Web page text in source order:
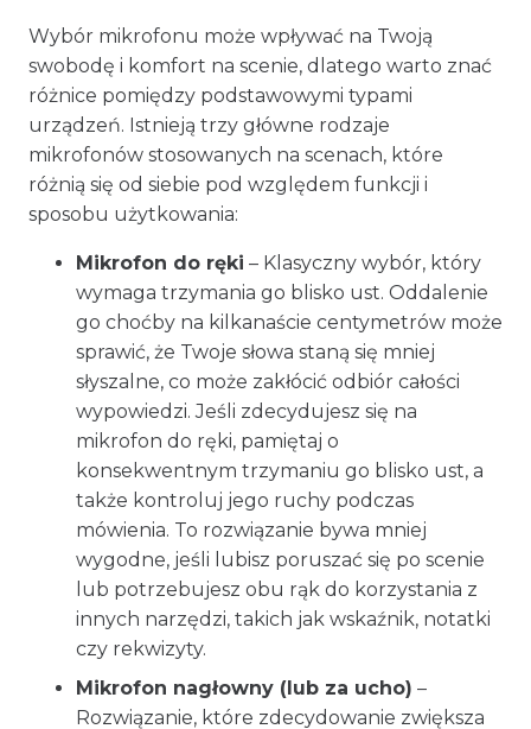
Wybór mikrofonu może wpływać na Twoją
swobodę i komfort na scenie, dlatego warto znać
różnice pomiędzy podstawowymi typami
urządzeń. Istnieją trzy główne rodzaje
mikrofonów stosowanych na scenach, które
różnią się od siebie pod względem funkcji i
sposobu użytkowania:
Mikrofon do ręki – Klasyczny wybór, który
wymaga trzymania go blisko ust. Oddalenie
go choćby na kilkanaście centymetrów może
sprawić, że Twoje słowa staną się mniej
słyszalne, co może zakłócić odbiór całości
wypowiedzi. Jeśli zdecydujesz się na
mikrofon do ręki, pamiętaj o
konsekwentnym trzymaniu go blisko ust, a
także kontroluj jego ruchy podczas
mówienia. To rozwiązanie bywa mniej
wygodne, jeśli lubisz poruszać się po scenie
lub potrzebujesz obu rąk do korzystania z
innych narzędzi, takich jak wskaźnik, notatki
czy rekwizyty.
Mikrofon nagłowny (lub za ucho) –
Rozwiązanie, które zdecydowanie zwiększa